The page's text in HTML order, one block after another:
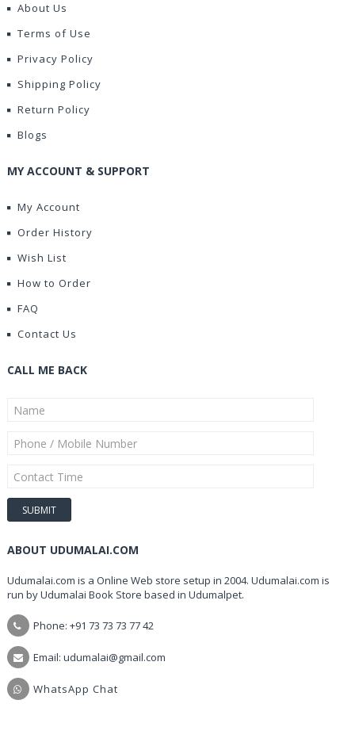
About Us
Terms of Use
Privacy Policy
Shipping Policy
Return Policy
Blogs
MY ACCOUNT & SUPPORT
My Account
Order History
Wish List
How to Order
FAQ
Contact Us
CALL ME BACK
ABOUT UDUMALAI.COM
Udumalai.com is a Online Web store setup in 2004. Udumalai.com is
run by Udumalai Book Store based in Udumalpet.
Phone: +91 73 73 73 77 42
Email: udumalai@gmail.com
WhatsApp Chat